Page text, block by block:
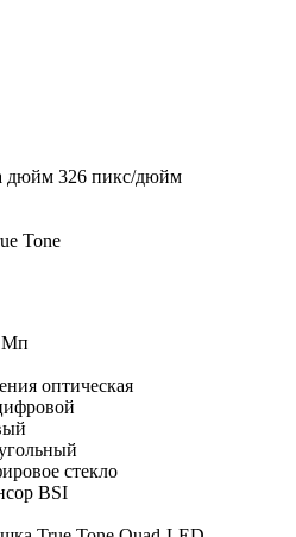
дюйм 326 пикс/дюйм
Tone
Мп
оптическая
стекло
BSI